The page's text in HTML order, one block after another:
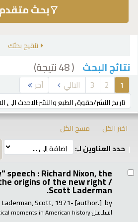
بحث متقدم
تنقيح بحثك
نتائج البحث ( 48 نتيجة)
1
2
3 التالي آخر
ترتيب بواسطة:
اختر الكل
مسح الكل
حدد العناوين لـِ:
: Richard Nixon, the
origins of the new right /
Scott Laderman.
by
Laderman, Scott, 1971-[author.]
السلاسل:moments in American history